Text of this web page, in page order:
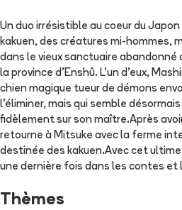
Un duo irrésistible au coeur du
kakuen, des créatures mi-hommes,
dans le vieux sanctuaire abandonné
la province d'Enshû. L'un d'eux,
chien magique tueur de démons
l'éliminer, mais qui semble
fidèlement sur son maître.Après
retourne à Mitsuke avec la ferme
destinée des kakuen.Avec cet
une dernière fois dans les contes et
Thèmes